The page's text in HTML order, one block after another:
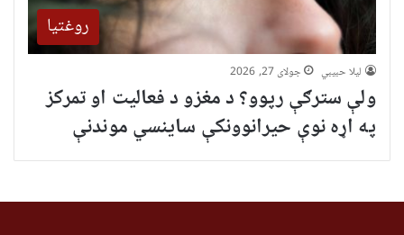
روغتیا
لیلا حبيبي جولای 27, 2026
ولې سترګې رپوو؟ د مغزو د فعالیت او تمرکز
په اړه نوې حیرانوونکې ساینسي موندنې